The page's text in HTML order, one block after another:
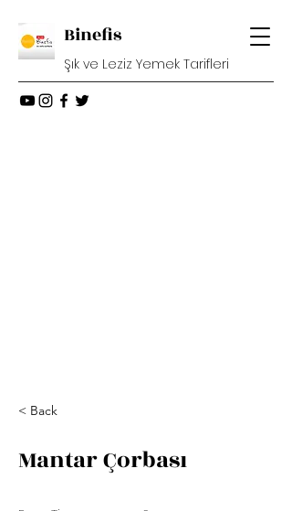
Binefis
Şık ve Leziz Yemek Tarifleri
< Back
Mantar Çorbası